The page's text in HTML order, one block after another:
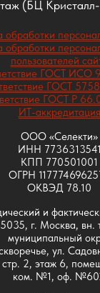
обработки
обработки
пользователей
ГОСТ ИСО
ГОСТ
ГОСТ Р
ИТ-аккредитация
ООО «Селекти»
ИНН 7736313541
КПП 770501001
ОГРН
ОКВЭД 78.10
и
г. Москва, вн.
муниципальный
ул.
стр. 2, этаж 6,
ком. №1, оф.
(БЦ